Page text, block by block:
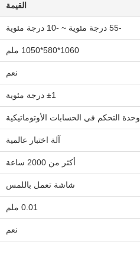
القيمة
-55 درجة مئوية ~ -10 درجة مئوية
1060*580*1050 ملم
نعم
±1 درجة مئوية
وحدة التحكم في الحسابات الأوتوماتيكية
آلة اختبار عالمية
أكثر من 2000 ساعة
شاشة تعمل باللمس
0.01 ملم
نعم